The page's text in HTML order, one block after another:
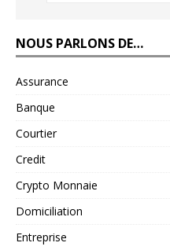
NOUS PARLONS DE…
Assurance
Banque
Courtier
Credit
Crypto Monnaie
Domiciliation
Entreprise